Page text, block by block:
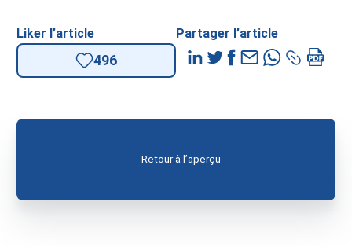
Liker l’article
496
Partager l’article
Retour à l’aperçu